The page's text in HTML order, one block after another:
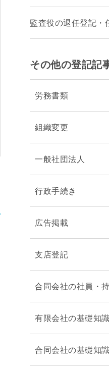
監査役の退任登記・
その他の登記記
労務書類
組織変更
一般社団法人
行政手続き
広告掲載
支店登記
合同会社の社員・
有限会社の基礎知識
合同会社の基礎知識